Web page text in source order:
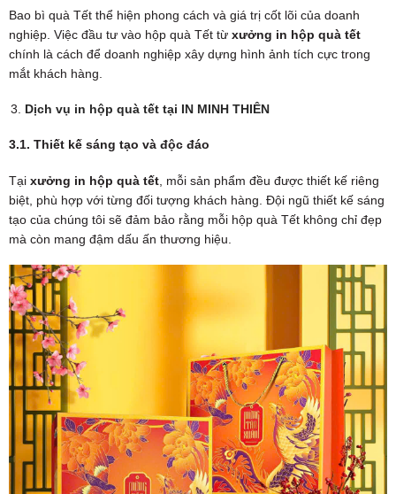
Bao bì quà Tết thể hiện phong cách và giá trị cốt lõi của doanh
nghiệp. Việc đầu tư vào hộp quà Tết từ xưởng in hộp quà tết
chính là cách để doanh nghiệp xây dựng hình ảnh tích cực trong
mắt khách hàng.
Dịch vụ in hộp quà tết tại IN MINH THIÊN
3.1. Thiết kế sáng tạo và độc đáo
Tại xưởng in hộp quà tết, mỗi sản phẩm đều được thiết kế riêng
biệt, phù hợp với từng đối tượng khách hàng. Đội ngũ thiết kế sáng
tạo của chúng tôi sẽ đảm bảo rằng mỗi hộp quà Tết không chỉ đẹp
mà còn mang đậm dấu ấn thương hiệu.